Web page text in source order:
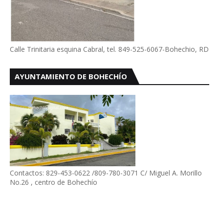
Calle Trinitaria esquina Cabral, tel. 849-525-6067-Bohechio, RD
AYUNTAMIENTO DE BOHECHÍO
Contactos: 829-453-0622 /809-780-3071 C/ Miguel A. Morillo
No.26 , centro de Bohechío